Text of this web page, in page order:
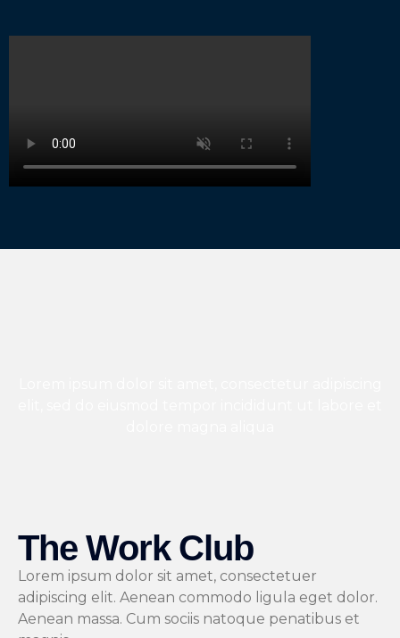
The Work Club
Lorem ipsum dolor sit amet, consectetuer
adipiscing elit. Aenean commodo ligula eget dolor.
Aenean massa. Cum sociis natoque penatibus et